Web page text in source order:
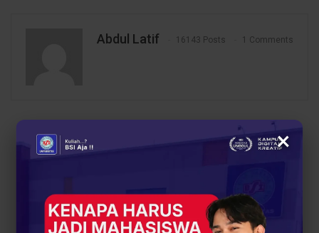
Abdul Latif 16143 Posts 1 Comments
Ayo Gabung di BSI
Lewat Teknologi dan AI
NEXT POST
Workshop Personal
Margonda, Kupas
Pentingnya Identitas
Digital di Era Modern
×